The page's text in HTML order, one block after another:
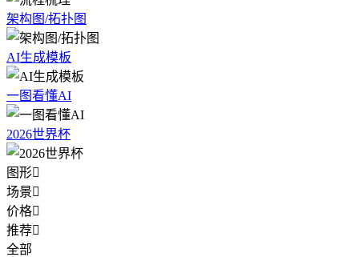
架构图/拓扑图
AI生成模板
一图看懂AI
2026世界杯
图形
场景
价格
推荐
全部